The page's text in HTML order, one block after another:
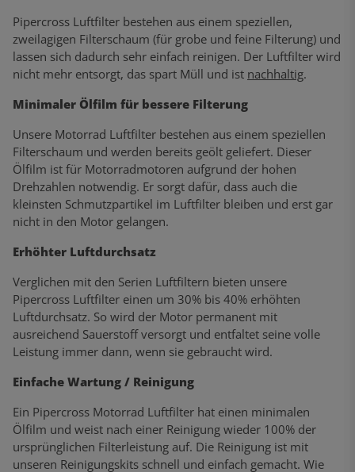
Pipercross Luftfilter bestehen aus einem speziellen,
zweilagigen Filterschaum (für grobe und feine Filterung) und
lassen sich dadurch sehr einfach reinigen. Der Luftfilter wird
nicht mehr entsorgt, das spart Müll und ist nachhaltig.
Minimaler Ölfilm für bessere Filterung
Unsere Motorrad Luftfilter bestehen aus einem speziellen
Filterschaum und werden bereits geölt geliefert. Dieser
Ölfilm ist für Motorradmotoren aufgrund der hohen
Drehzahlen notwendig. Er sorgt dafür, dass auch die
kleinsten Schmutzpartikel im Luftfilter bleiben und erst gar
nicht in den Motor gelangen.
Erhöhter Luftdurchsatz
Verglichen mit den Serien Luftfiltern bieten unsere
Pipercross Luftfilter einen um 30% bis 40% erhöhten
Luftdurchsatz. So wird der Motor permanent mit
ausreichend Sauerstoff versorgt und entfaltet seine volle
Leistung immer dann, wenn sie gebraucht wird.
Einfache Wartung / Reinigung
Ein Pipercross Motorrad Luftfilter hat einen minimalen
Ölfilm und weist nach einer Reinigung wieder 100% der
ursprünglichen Filterleistung auf. Die Reinigung ist mit
unseren Reinigungskits schnell und einfach gemacht. Wie